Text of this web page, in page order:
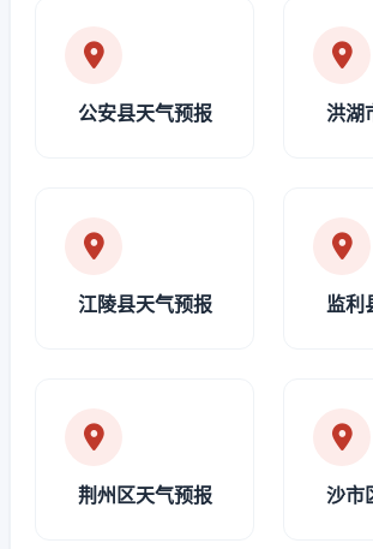
公安县天气预报 洪湖
江陵县天气预报 监利
荆州区天气预报 沙市